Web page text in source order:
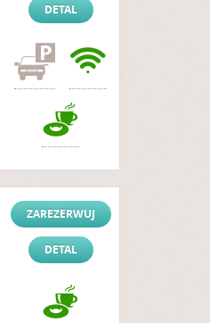
DETAL
ZAREZERWUJ
DETAL